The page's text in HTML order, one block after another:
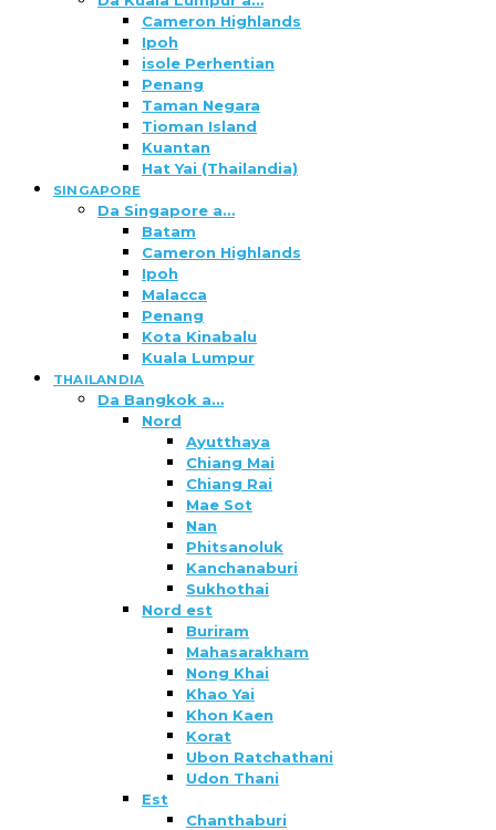
Cameron Highlands
Ipoh
isole Perhentian
Penang
Taman Negara
Tioman Island
Kuantan
Hat Yai (Thailandia)
SINGAPORE
Da Singapore a…
Batam
Cameron Highlands
Ipoh
Malacca
Penang
Kota Kinabalu
Kuala Lumpur
THAILANDIA
Da Bangkok a…
Nord
Ayutthaya
Chiang Mai
Chiang Rai
Mae Sot
Nan
Phitsanoluk
Kanchanaburi
Sukhothai
Nord est
Buriram
Mahasarakham
Nong Khai
Khao Yai
Khon Kaen
Korat
Ubon Ratchathani
Udon Thani
Est
Chanthaburi